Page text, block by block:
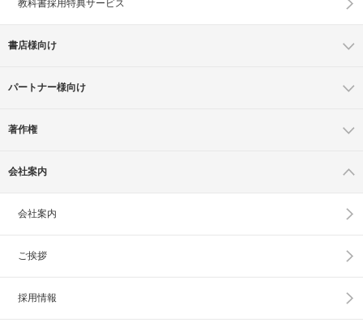
教科書採用特典サービス
書店様向け
パートナー様向け
著作権
会社案内
会社案内
ご挨拶
採用情報